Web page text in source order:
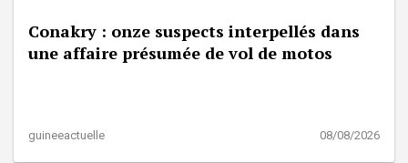
Conakry : onze suspects interpellés dans
une affaire présumée de vol de motos
guineeactuelle 08/08/2026